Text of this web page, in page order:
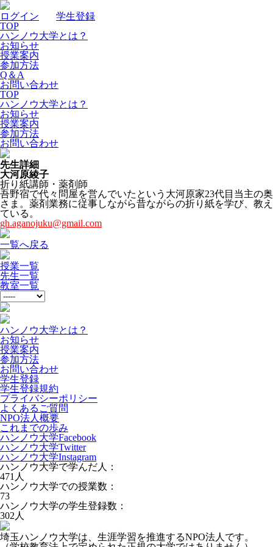
ログイン
学生登録
TOP
ハンノウ大学とは？
お知らせ
授業案内
参加方法
Q＆A
お問い合わせ
TOP
ハンノウ大学とは？
お知らせ
授業案内
参加方法
お問い合わせ
先生詳細
大河原綾子
折り紙講師・薬剤師
吾野宿で代々問屋を営んでいたという大河原家23代目当主の奥
さま。薬剤業務に従事しながら昔ながらの折り紙を学び、教え
ている。
gh.aganojuku@gmail.com
一覧へ戻る
授業一覧
先生一覧
教室一覧
ハンノウ大学とは？
お知らせ
授業案内
参加方法
お問い合わせ
学生登録
学生登録規約
プライバシーポリシー
よくあるご質問
NPO法人概要
これまでの歩み
ハンノウ大学Facebook
ハンノウ大学Twitter
ハンノウ大学Instagram
ハンノウ大学で学んだ人：
471 人
ハンノウ大学での授業数：
73
ハンノウ大学の学生登録数：
302 人
埼玉ハンノウ大学は、生涯学習を推進するNPO法人です。